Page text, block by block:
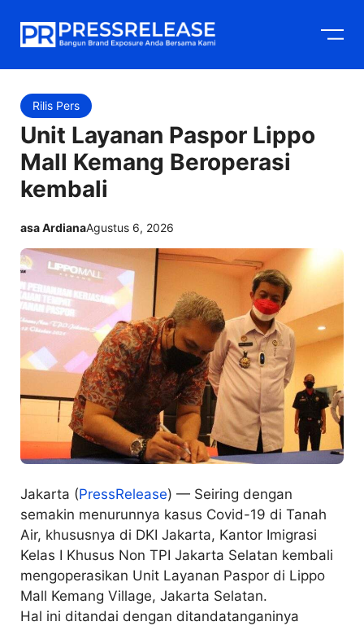
Rilis Pers
Unit Layanan Paspor Lippo
Mall Kemang Beroperasi
kembali
asa ArdianaAgustus 6, 2026
Jakarta (PressRelease) — Seiring dengan
semakin menurunnya kasus Covid-19 di Tanah
Air, khususnya di DKI Jakarta, Kantor Imigrasi
Kelas I Khusus Non TPI Jakarta Selatan kembali
mengoperasikan Unit Layanan Paspor di Lippo
Mall Kemang Village, Jakarta Selatan.
Hal ini ditandai dengan ditandatanganinya